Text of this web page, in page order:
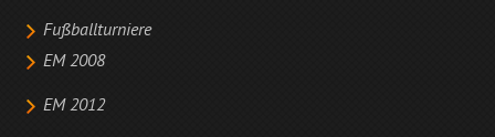
Fußballturniere
EM 2008
EM 2012